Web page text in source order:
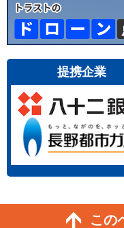
提携企業
この